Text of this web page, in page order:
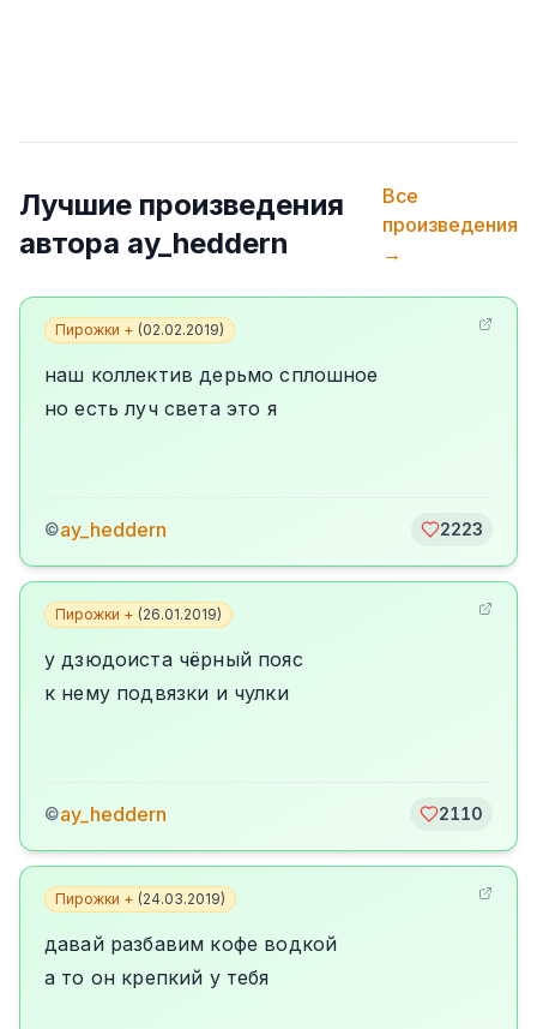
Лучшие произведения
автора ay_heddern
Все
произведения
→
Пирожки + (02.02.2019)
наш коллектив дерьмо сплошное
но есть луч света это я
©ay_heddern 2223
Пирожки + (26.01.2019)
у дзюдоиста чёрный пояс
к нему подвязки и чулки
©ay_heddern 2110
Пирожки + (24.03.2019)
давай разбавим кофе водкой
а то он крепкий у тебя